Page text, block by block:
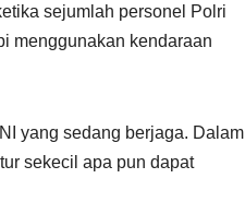
sejumlah personel Polri
menggunakan kendaraan
yang sedang berjaga. Dalam
sekecil apa pun dapat